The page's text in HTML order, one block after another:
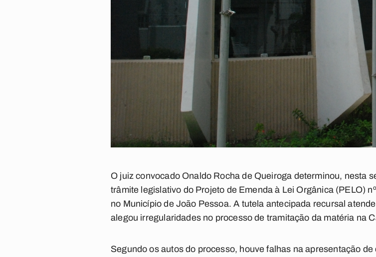
O juiz convocado Onaldo Rocha de Queiroga determinou, nesta
trâmite legislativo do Projeto de Emenda à Lei Orgânica (PELO)
no Município de João Pessoa. A tutela antecipada recursal
alegou irregularidades no processo de tramitação da matéria na
Segundo os autos do processo, houve falhas na apresentação